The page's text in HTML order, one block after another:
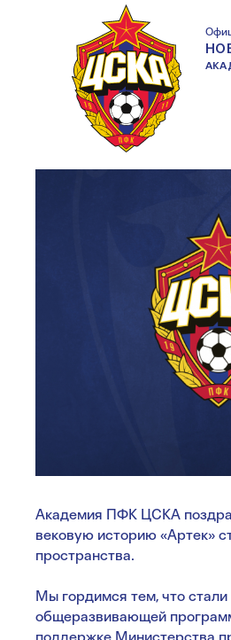
С
Академия ПФК ЦСКА
вековую историю «Артек»
пространства.
Мы гордимся тем, что
общеразвивающей